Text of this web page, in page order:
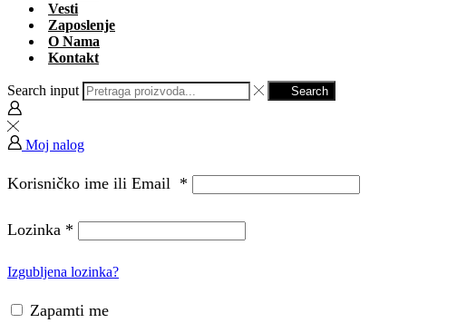
Vesti
Zaposlenje
O Nama
Kontakt
Search input Search
Moj nalog
Korisničko ime ili Email *
Lozinka *
Izgubljena lozinka?
Zapamti me